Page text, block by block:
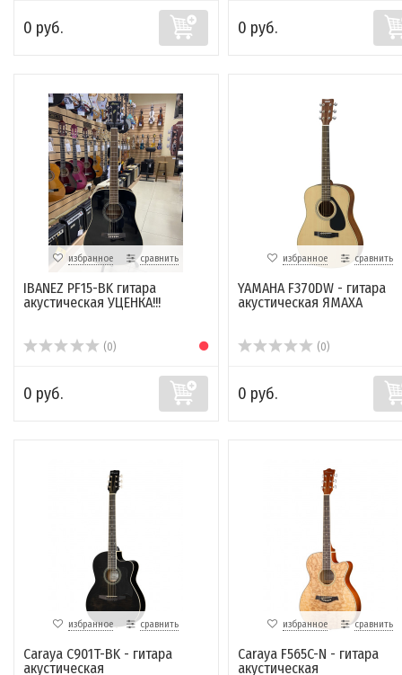
0 руб. 0 руб.
избранное сравнить
IBANEZ PF15-BK гитара
акустическая УЦЕНКА!!!
(0)
0 руб.
избранное сравнить
YAMAHA F370DW - гитара
акустическая ЯМАХА
(0)
0 руб.
избранное сравнить
Caraya C901T-BK - гитара
акустическая
избранное сравнить
Caraya F565C-N - гитара
акустическая